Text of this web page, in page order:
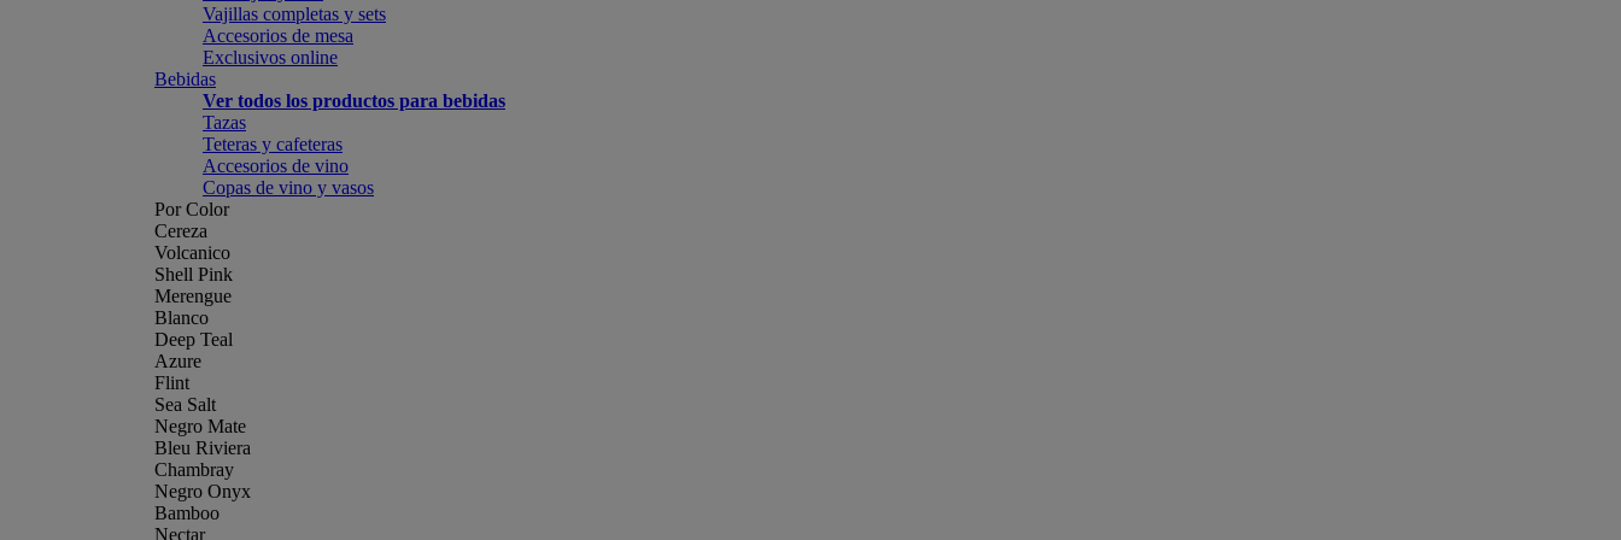
Vajillas completas y sets
Accesorios de mesa
Exclusivos online
Bebidas
Ver todos los productos para bebidas
Tazas
Teteras y cafeteras
Accesorios de vino
Copas de vino y vasos
Por Color
Cereza
Volcanico
Shell Pink
Merengue
Blanco
Deep Teal
Azure
Flint
Sea Salt
Negro Mate
Bleu Riviera
Chambray
Negro Onyx
Bamboo
Nectar